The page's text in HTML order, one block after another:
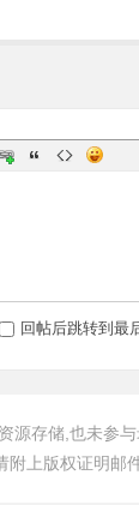
回帖后跳转到最
源存储,也未参
上版权证明